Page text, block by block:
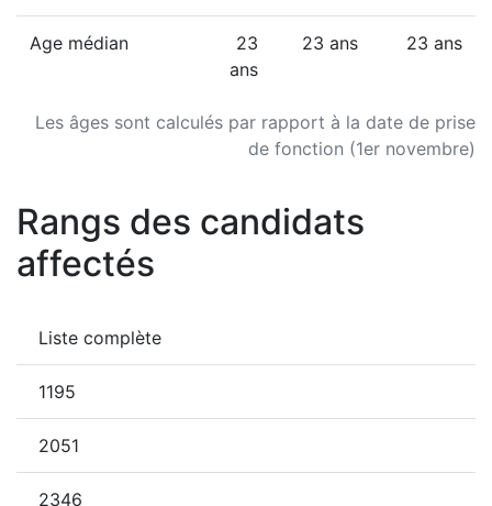
Les âges sont calculés par rapport à la date de prise
de fonction (1er novembre)
Age médian
23
ans
23 ans 23 ans
Rangs des candidats
affectés
Liste complète
1195
2051
2346